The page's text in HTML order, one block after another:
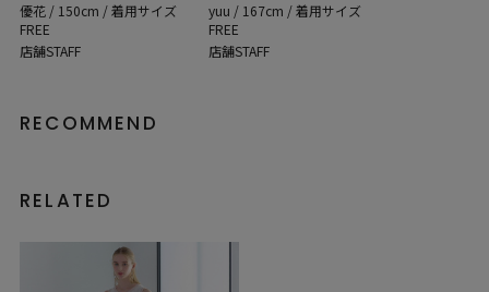
優花 / 150cm / 着用サイズ
FREE
店舗STAFF
yuu / 167cm / 着用サイズ
FREE
店舗STAFF
RECOMMEND
RELATED